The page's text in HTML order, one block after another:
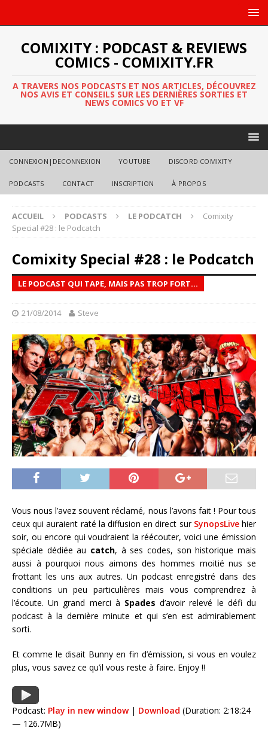
COMIXITY : PODCAST & REVIEWS
COMICS - COMIXITY.FR
A TRAVERS NOS PODCASTS ET NOS ARTICLES, DÉCOUVREZ
NOS AVIS ET CONSEILS SUR LES DERNIÈRES SORTIES ET
NEWS COMICS VO ET VF
CONNEXION|DECONNEXION YOUTUBE DISCORD COMIXITY
PODCASTS CONTACT INSCRIPTION À PROPOS
ACCUEIL PODCASTS LE PODCATCH
Comixity
Special #28 : le Podcatch
Comixity Special #28 : le Podcatch
LE PODCAST QUI TAPE, MAIS PAS TROP FORT...
21/08/2014 Steve
Vous nous l’avez souvent réclamé, nous l’avons fait ! Pour tous
ceux qui auraient raté la diffusion en direct sur SynopsLivehier
soir, ou encore qui voudraient la réécouter, voici une émission
spéciale dédiée au catch, à ses codes, son historique mais
aussi à pourquoi nous aimons des hommes moitié nus se
frottant les uns aux autres. Un podcast enregistré dans des
conditions un peu particulières mais vous comprendrez à
l’écoute. Un grand merci à Spades d’avoir relevé le défi du
podcast à la dernière minute et qui s’en est admirablement
sorti.
Et comme le disait Bunny en fin d’émission, si vous en voulez
plus, vous savez ce qu’il vous reste à faire. Enjoy !!
Podcast: Play in new window| Download (Duration: 2:18:24
— 126.7MB)